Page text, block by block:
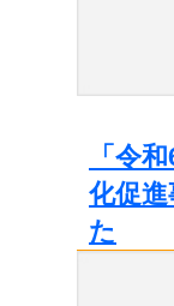
「令
化促
た